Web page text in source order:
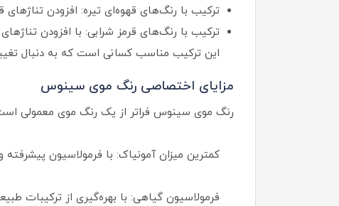
ترکیب با رنگ‌های قهوه‌ای تیره: افزودن
ترکیب با رنگ‌های قرمز شرابی: با افزودن
این ترکیب مناسب کسانی است که به دنبال
مزایای اختصاصی رنگ موی سینوس
رنگ موی سینوس فراتر از یک رنگ موی معمولی
کمترین میزان آمونیاک: با فرمولاسیون
فرمولاسیون گیاهی: با بهره‌گیری از ترکیبات